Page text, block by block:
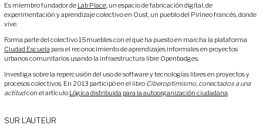
Es miembro fundador de Lab Place, un espacio de fabricación digital, de
experimentación y aprendizaje colectivo en Oust, un pueblo del Pirineo francés, donde
vive.
Forma parte del colectivo 15muebles con el que ha puesto en marcha la plataforma
Ciudad Escuela para el reconocimiento de aprendizajes informales en proyectos
urbanos comunitarios usando la infraestructura libre Openbadges.
Investiga sobre la repercusión del uso de software y tecnologías libres en proyectos y
procesos colectivos. En 2013 participó en el libro Ciberoptimismo, conectados a una
actitudcon el artículo Lógica distribuida para la autoorganización ciudadana
SUR L’AUTEUR